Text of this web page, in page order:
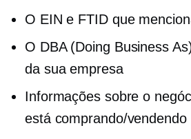
O EIN e FTID que
O DBA (Doing Business
da sua empresa
Informações sobre o
está comprando/vendendo